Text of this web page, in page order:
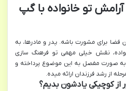
تو خانواده با گپ
فضا برای مشورت باشه. پدر و مادرها، به
نقش خیلی مهمی تو فرهنگ سازی
صورت مفصل به این موضوع پرداخته و
از رشد فرزندان ارائه میده.
کوچیکی یادشون بدیم؟